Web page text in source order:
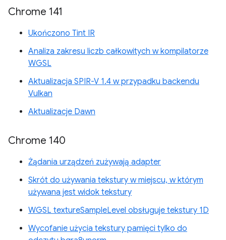
Chrome 141
Ukończono Tint IR
Analiza zakresu liczb całkowitych w kompilatorze
WGSL
Aktualizacja SPIR-V 1.4 w przypadku backendu
Vulkan
Aktualizacje Dawn
Chrome 140
Żądania urządzeń zużywają adapter
Skrót do używania tekstury w miejscu, w którym
używana jest widok tekstury
WGSL textureSampleLevel obsługuje tekstury 1D
Wycofanie użycia tekstury pamięci tylko do